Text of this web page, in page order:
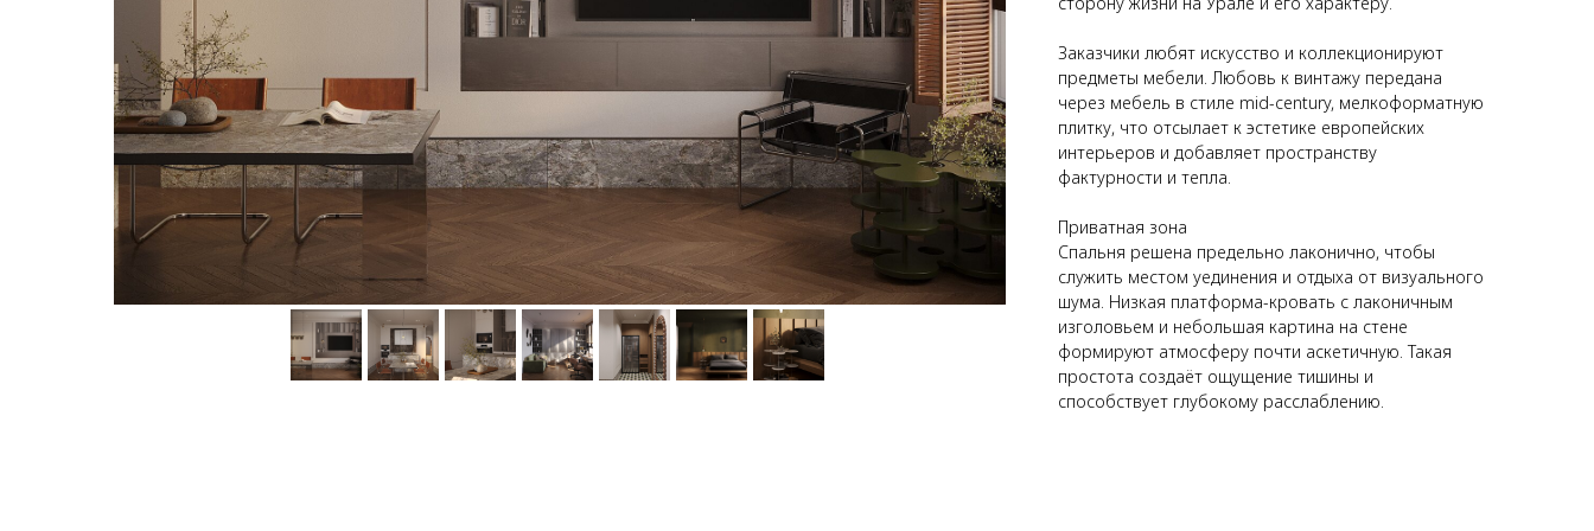
Заказчики любят искусство и коллекционируют
предметы мебели. Любовь к винтажу передана
через мебель в стиле mid-century, мелкоформатную
плитку, что отсылает к эстетике европейских
интерьеров и добавляет пространству
фактурности и тепла.
Приватная зона
Спальня решена предельно лаконично, чтобы
служить местом уединения и отдыха от визуального
шума. Низкая платформа-кровать с лаконичным
изголовьем и небольшая картина на стене
формируют атмосферу почти аскетичную. Такая
простота создаёт ощущение тишины и
способствует глубокому расслаблению.